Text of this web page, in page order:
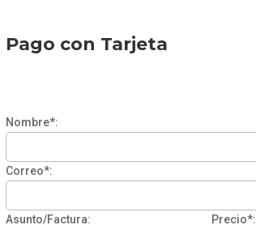
Pago con Tarjeta
Nombre*:
Correo*:
Asunto/Factura: Precio*: